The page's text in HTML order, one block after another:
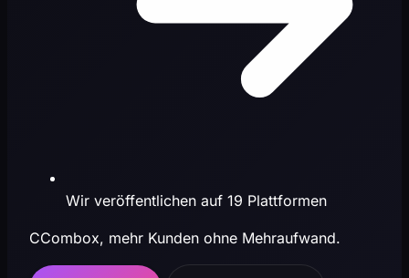
Wir veröffentlichen auf 19 Plattformen
CCombox, mehr Kunden ohne Mehraufwand.